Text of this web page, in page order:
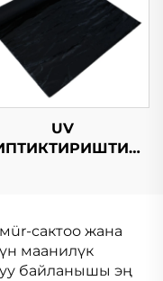
UV
ЧЕКТИРУУ
МЕМБРАНАСЫ
сактоо жана
маанилүк
байланышы эң